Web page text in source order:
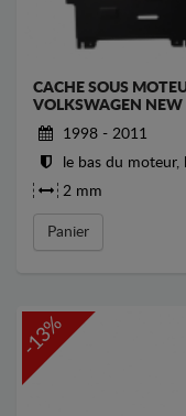
CACHE SOUS
VOLKSWAGEN NEW
1998 - 2011
le bas du moteur,
2 mm
Panier
-13%